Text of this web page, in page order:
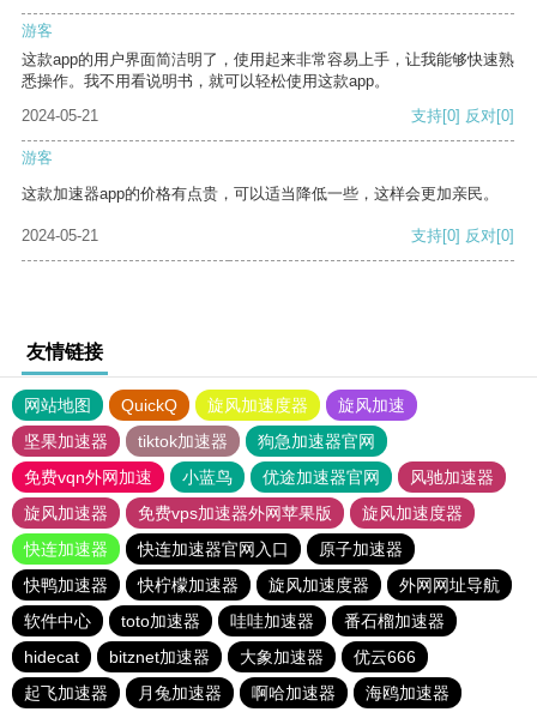
游客
这款app的用户界面简洁明了，使用起来非常容易上手，让我能够快速熟
悉操作。我不用看说明书，就可以轻松使用这款app。
2024-05-21
支持[0] 反对[0]
游客
这款加速器app的价格有点贵，可以适当降低一些，这样会更加亲民。
2024-05-21 支持[0] 反对[0]
友情链接
网站地图 QuickQ 旋风加速度器
旋风加速
坚果加速器
tiktok加速器
狗急加速器官网
免费vqn外网加速
小蓝鸟 优途加速器官网
风驰加速器
旋风加速器
免费vps加速器外网苹果版
旋风加速度器
快连加速器
快连加速器官网入口
原子加速器
快鸭加速器
快柠檬加速器 旋风加速度器
外网网址导航
软件中心
toto加速器 哇哇加速器
番石榴加速器
hidecat
bitznet加速器 大象加速器
优云666
起飞加速器
月兔加速器 啊哈加速器 海鸥加速器